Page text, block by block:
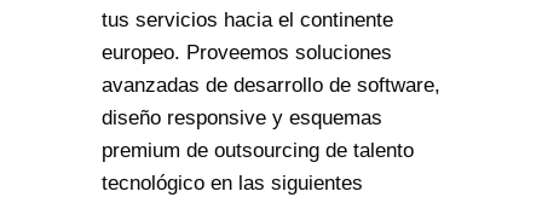
tus servicios hacia el continente
europeo. Proveemos soluciones
avanzadas de desarrollo de software,
diseño responsive y esquemas
premium de outsourcing de talento
tecnológico en las siguientes